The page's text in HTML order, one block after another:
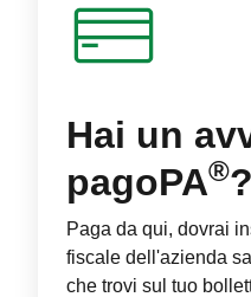
Hai un
pagoPA®?
Paga da qui, dovrai
fiscale dell'azienda
che trovi sul tuo